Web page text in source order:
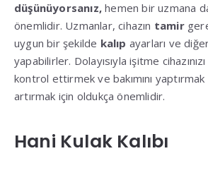
düşünüyorsanız, hemen bir uzmana
önemlidir. Uzmanlar, cihazın tamir
uygun bir şekilde kalıp ayarları ve
yapabilirler. Dolayısıyla işitme
kontrol ettirmek ve bakımını
artırmak için oldukça önemlidir.
Hani Kulak Kalıbı